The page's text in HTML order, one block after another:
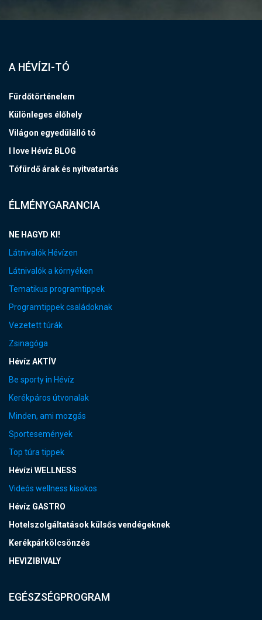
A HÉVÍZI-TÓ
Fürdőtörténelem
Különleges élőhely
Világon egyedülálló tó
I love Hévíz BLOG
Tófürdő árak és nyitvatartás
ÉLMÉNYGARANCIA
NE HAGYD KI!
Látnivalók Hévízen
Látnivalók a környéken
Tematikus programtippek
Programtippek családoknak
Vezetett túrák
Zsinagóga
Hévíz AKTÍV
Be sporty in Hévíz
Kerékpáros útvonalak
Minden, ami mozgás
Sportesemények
Top túra tippek
Hévízi WELLNESS
Videós wellness kisokos
Hévíz GASTRO
Hotelszolgáltatások külsős vendégeknek
Kerékpárkölcsönzés
HEVIZIBIVALY
EGÉSZSÉGPROGRAM